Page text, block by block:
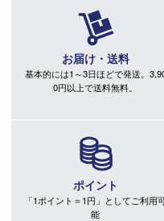
お届け・送料
基本的には1～3日ほどで発送。
0円以上で送料無料。
ポイント
「1ポイント＝1円」としてご利用
能